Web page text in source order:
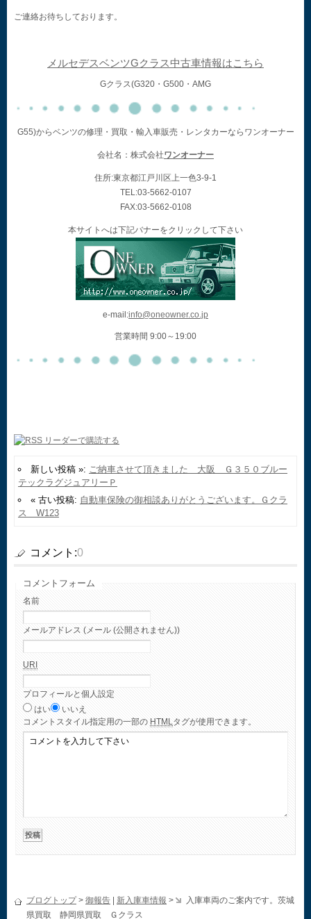
ご連絡お待ちしております。
メルセデスベンツGクラス中古車情報はこちら
Gクラス(G320・G500・AMG
G55)からベンツの修理・買取・輸入車販売・レンタカーならワンオーナー
会社名：株式会社ワンオーナー
住所:東京都江戸川区上一色3-9-1
TEL:03-5662-0107
FAX:03-5662-0108
本サイトへは下記バナーをクリックして下さい
e-mail:info@oneowner.co.jp
営業時間 9:00～19:00
新しい投稿 »: ご納車させて頂きました 大阪 Ｇ３５０ブルー
テックラグジュアリーＰ
« 古い投稿: 自動車保険の御相談ありがとうございます。Ｇクラ
ス W123
コメント:0
コメントフォーム
名前
メールアドレス (メール (公開されません))
URI
プロフィールと個人設定
はい
いいえ
コメント スタイル指定用の一部の HTMLタグが使用できます。
ブログトップ> 御報告 | 新入庫車情報 >
入庫車両のご案内です。茨城
県買取 静岡県買取 Ｇクラス